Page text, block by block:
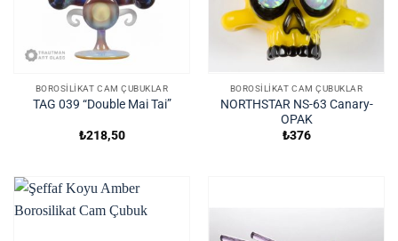
BOROSILIKAT CAM ÇUBUKLAR
TAG 039 “Double Mai Tai”
₺218,50
BOROSILIKAT CAM ÇUBUKLAR
NORTHSTAR NS-63 Canary-
OPAK
₺376